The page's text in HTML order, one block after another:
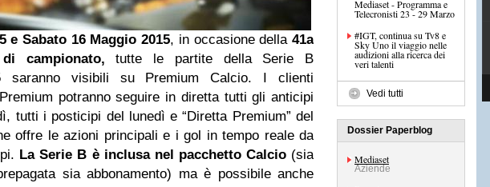
e Sabato 16 Maggio 2015, in occasione della41a
campionato, tutte le partite della Serie B
saranno visibili su Premium Calcio. I clienti
potranno seguire in diretta tutti gli anticipi
tutti i posticipi del lunedì e “Diretta Premium” del
offre le azioni principali e i gol in tempo reale da
La Serie B è inclusa nel pacchetto Calcio (sia
sia abbonamento) ma è possibile anche
Mediaset - Programma e
Telecronisti 23 - 29 Marzo
#IGT, continua su Tv8 e
Sky Uno il viaggio nelle
audizioni alla ricerca dei
veri talenti
Vedi tutti
Dossier Paperblog
Mediaset
Aziende